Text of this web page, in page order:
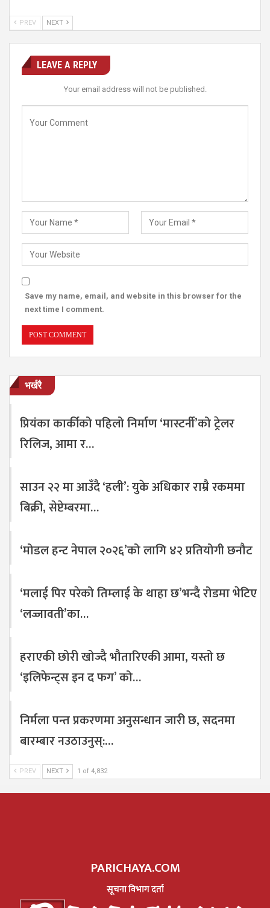
PREV NEXT
LEAVE A REPLY
Your email address will not be published.
Save my name, email, and website in this browser for the
next time I comment.
भर्खरै
प्रियंका कार्कीको पहिलो निर्माण ‘मास्टर्नी’को ट्रेलर
रिलिज, आमा र…
साउन २२ मा आउँदै ‘हली’: युके अधिकार राम्रै रकममा
बिक्री, सेप्टेम्बरमा…
‘मोडल हन्ट नेपाल २०२६’को लागि ४२ प्रतियोगी छनौट
‘मलाई पिर परेको तिम्लाई के थाहा छ’भन्दै रोडमा भेटिए
‘लज्जावती’का…
हराएकी छोरी खोज्दै भौतारिएकी आमा, यस्तो छ
‘इलिफेन्ट्स इन द फग’ को…
निर्मला पन्त प्रकरणमा अनुसन्धान जारी छ, सदनमा
बारम्बार नउठाउनुस्:…
PREV NEXT 1 of 4,832
PARICHAYA.COM
सूचना विभाग दर्ता